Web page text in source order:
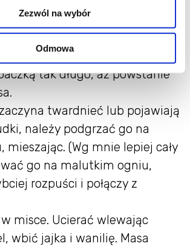
Zezwól na wybór
Odmowa
i ostrożnie (może pryskać!)
karmelu (po trochu!) mleko i
tak długo, aż powstanie
twardnieć lub pojawiają
należy podgrzać go na
mieszając. (Wg mnie lepiej cały
go na malutkim ogniu,
rozpuści i połączy z
w misce. Ucierać wlewając
wbić jajka i wanilię. Masa